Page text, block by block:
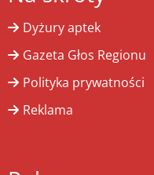
Dyżury aptek
Gazeta Głos Regionu
Polityka prywatności
Reklama